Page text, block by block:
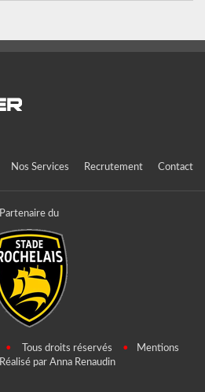
Nos Services Recrutement Contact
Partenaire du
• Tous droits réservés •
Mentions
Réalisé par Anna Renaudin